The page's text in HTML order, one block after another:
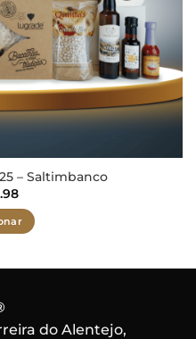
– Saltimbanco
do Alentejo,